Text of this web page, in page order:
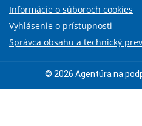
Informácie o súboroch cookies
Vyhlásenie o prístupnosti
Správca obsahu a technický
© 2026 Agentúra na